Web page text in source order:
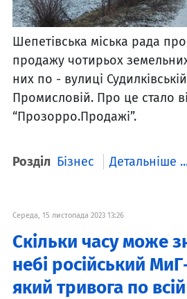
Шепетівська міська рада
продажу чотирьох
них по - вулиці
Промисловій. Про це стало
“Прозорро.Продажі”.
Розділ Бізнес Детальніше
Середа, 15 листопада 2023 13:26
Скільки часу може
небі російський
який тривога по всій